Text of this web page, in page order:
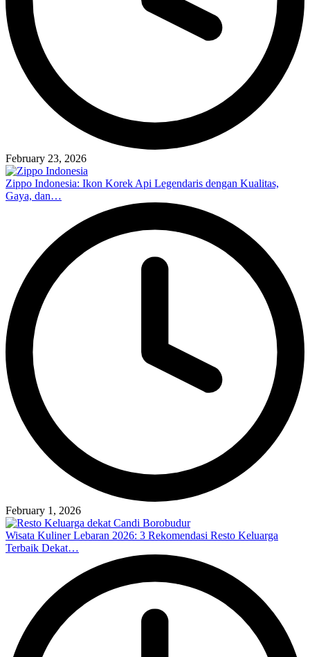
February 23, 2026
Zippo Indonesia: Ikon Korek Api Legendaris dengan Kualitas,
Gaya, dan…
February 1, 2026
Wisata Kuliner Lebaran 2026: 3 Rekomendasi Resto Keluarga
Terbaik Dekat…